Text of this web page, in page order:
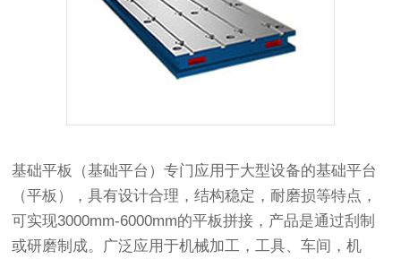
基础平板（基础平台）专门应用于大型设备的基础平台
（平板），具有设计合理，结构稳定，耐磨损等特点，
可实现3000mm-6000mm的平板拼接，产品是通过刮制
或研磨制成。广泛应用于机械加工，工具、车间，机